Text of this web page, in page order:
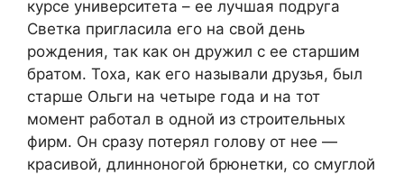
курсе университета – ее лучшая подруга
Светка пригласила его на свой день
рождения, так как он дружил с ее старшим
братом. Тоха, как его называли друзья, был
старше Ольги на четыре года и на тот
момент работал в одной из строительных
фирм. Он сразу потерял голову от нее —
красивой, длинноногой брюнетки, со смуглой